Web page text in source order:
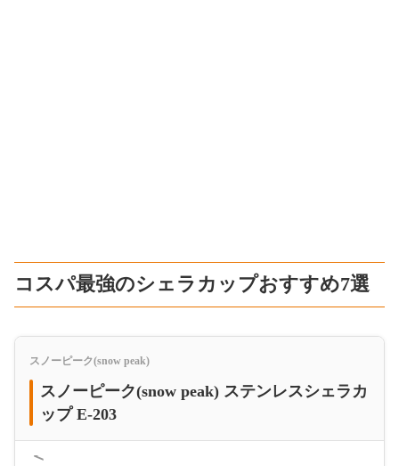
コスパ最強のシェラカップおすすめ7選
スノーピーク(snow peak)
スノーピーク(snow peak) ステンレスシェラカ
ップ E-203
＜